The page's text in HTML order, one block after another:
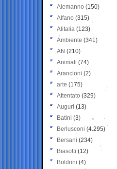
Alemanno (150)
Alfano (315)
Alitalia (123)
Ambiente (341)
AN (210)
Animali (74)
Arancioni (2)
arte (175)
Attentato (329)
Auguri (13)
Batini (3)
Berlusconi (4.295)
Bersani (234)
Biasotti (12)
Boldrini (4)